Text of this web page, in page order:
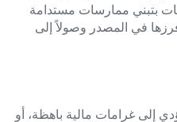
بتبني ممارسات مستدامة
فرزها في المصدر وصولاً إلى
إلى غرامات مالية باهظة، أو